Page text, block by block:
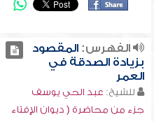
الفهرس:المقصود
بزيادة الصدقة في
العمر
للشيخ: عبد الحي يوسف
جزء من محاضرة ( ديوان الإفتاء